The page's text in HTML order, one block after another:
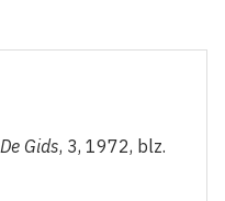
De Gids, 3, 1972, blz.